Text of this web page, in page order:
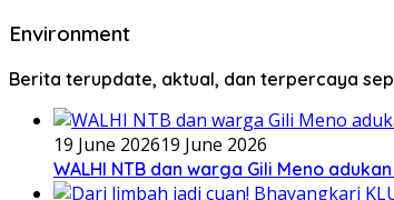
Environment
Berita terupdate, aktual, dan terpercaya
19 June 202619 June 2026
WALHI NTB dan warga Gili Meno